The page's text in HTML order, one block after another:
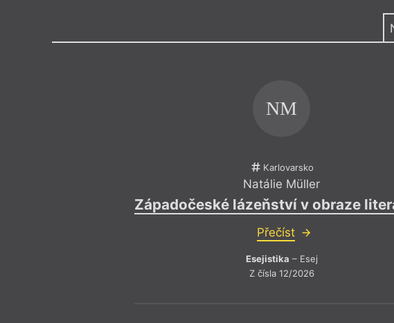
NM
Karlovarsko
Natálie Müller
Západočeské lázeňství v obraze
Přečíst
Esejistika – Esej
Z čísla 12/2026